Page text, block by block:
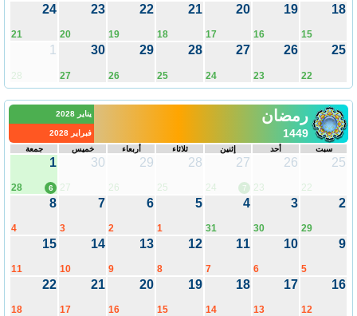
18
15
19
16
20
17
21
18
22
19
23
20
24
21
25
22
26
23
27
24
28
25
29
26
30
27
1
28
رمضان
1449
يناير 2028
فبراير 2028
سبت
أحد إثنين ثلاثاء أربعاء خميس جمعة
25
22
26
23
27
24 7
28
25
29
26
30
27
1
28 6
2
29
3
30
4
31
5
1
6
2
7
3
8
4
9
5
10
6
11
7
12
8
13
9
14
10
15
11
16
12
17
13
18
14
19
15
20
16
21
17
22
18